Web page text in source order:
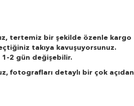
tertemiz bir şekilde özenle kargo
takıya kavuşuyorsunuz.
1-2 gün değişebilir.
fotografları detaylı bir çok açıdan